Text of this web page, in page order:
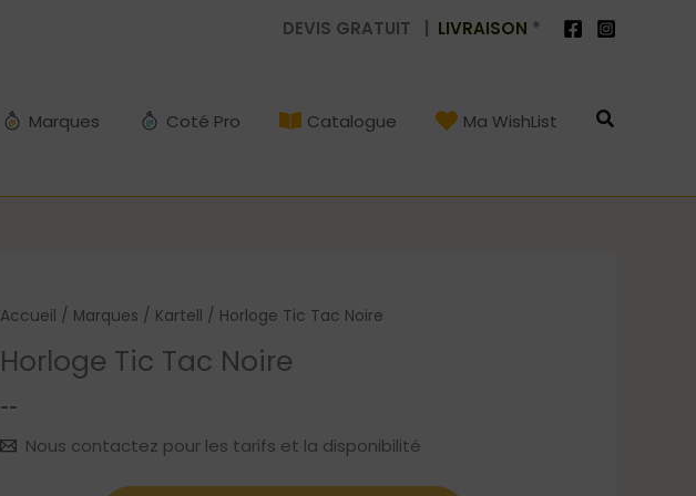
DEVIS GRATUIT | LIVRAISON *
Marques Coté Pro Catalogue Ma WishList
Accueil / Marques / Kartell / Horloge Tic Tac Noire
Horloge Tic Tac Noire
--
Nous contactez pour les tarifs et la disponibilité